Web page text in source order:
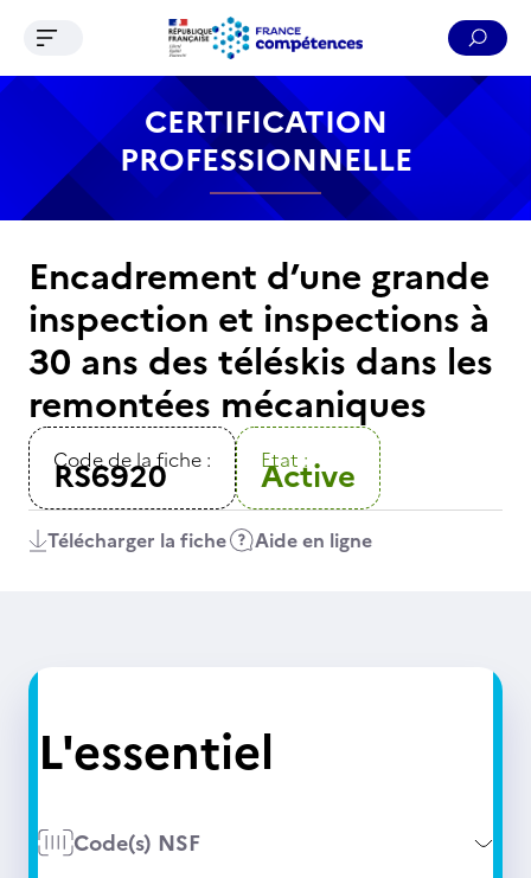
Contenu Recherche Menu Pied de page
Ouvrir le menu de navigation
CERTIFICATION
PROFESSIONNELLE
Encadrement d’une grande
inspection et inspections à
30 ans des téléskis dans les
remontées mécaniques
Code de la fiche :
RS6920 Etat :
Active
Télécharger la fiche Aide en ligne
L'essentiel
Code(s) NSF